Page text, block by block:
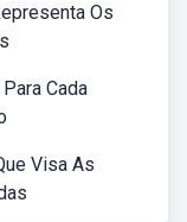
Os
Cada
Visa As